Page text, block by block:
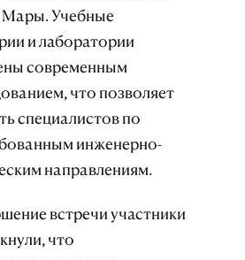
Мары. Учебные
и лаборатории
современным
что позволяет
специалистов по
инженерно-
направлениям.
встречи участники
что